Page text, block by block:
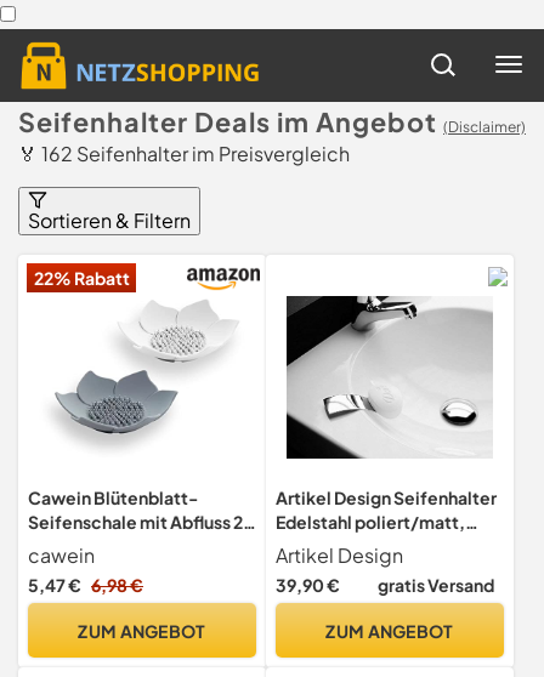
Seifenhalter Deals im Angebot (Disclaimer)
🏅 162 Seifenhalter im Preisvergleich
Sortieren & Filtern
22% Rabatt
Cawein Blütenblatt-
Seifenschale mit Abfluss 2
Stück, Badregal aus
Kunststoff (weiß und grau)
cawein
5,47 € 6,98 €
ZUM ANGEBOT
Artikel Design Seifenhalter
Edelstahl poliert/matt,
Varianten:Edelstahl. matt
Artikel Design
39,90 € gratis Versand
ZUM ANGEBOT